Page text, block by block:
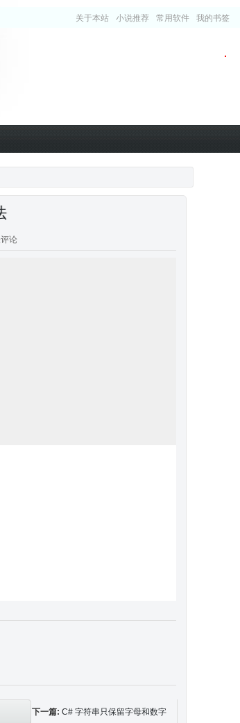
关于本站 小说推荐 常用软件 我的书签
论
下一篇:C# 字符串只保留字母和数字